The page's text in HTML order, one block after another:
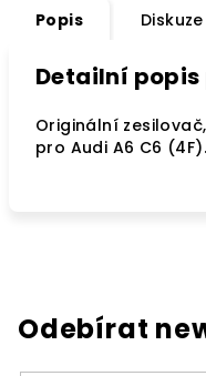
Popis Diskuze
Detailní
Originální
pro Audi A6 C6 (4F).
Odebírat